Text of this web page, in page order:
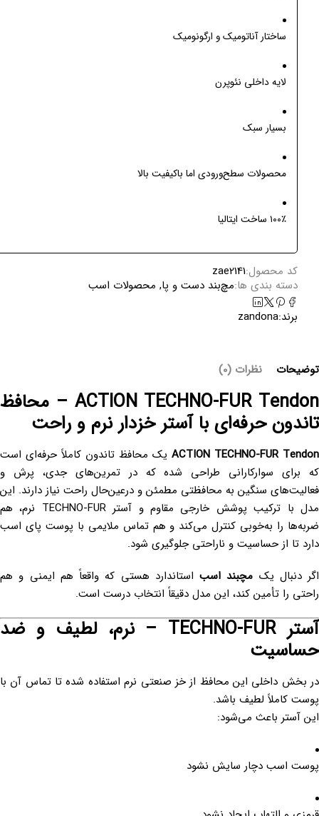
ساختار آناتومیک و ارگونومیک
لایه داخلی نئوپرن
بسیار سبک
محصولات سطح‌ورودی اما باکیفیت بالا
۱۰۰٪ ساخت ایتالیا
کد محصول:zae2141
دسته بندی ها:مچ‌بند دست و پا, محصولات اسب
برند:zandona
توضیحات نظرات (0)
ACTION TECHNO-FUR Tendon – محافظ
تاندون حرفه‌ای با آستر خزدار نرم و راحت
ACTION TECHNO-FUR Tendon یک محافظ تاندون کاملاً حرفه‌ای است
که برای سوارکارانی طراحی شده که در تمرین‌های جدی، پرش و
فعالیت‌های سنگین به محافظتی مطمئن و درعین‌حال راحت نیاز دارند. این
مدل با ترکیب پوشش خارجی مقاوم و آستر TECHNO-FUR نرم، هم
ضربه‌ها را به‌خوبی کنترل می‌کند و هم تماس ملایمی با پوست پای اسب
دارد تا از حساسیت و ناراحتی جلوگیری شود.
اگر دنبال یک مچبند اسب استاندارد هستی که واقعاً هم ایمنی و هم
راحتی را تأمین کند، این مدل دقیقاً انتخاب درست است.
آستر TECHNO-FUR – نرم، لطیف و ضد
حساسیت
در بخش داخلی این محافظ از خز صنعتی نرم استفاده شده تا تماس آن با
پوست کاملاً لطیف باشد.
این آستر باعث می‌شود:
پوست اسب دچار سایش نشود